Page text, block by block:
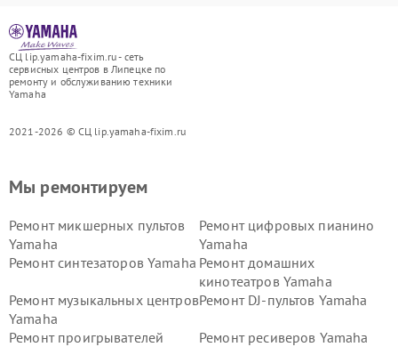
СЦ lip.yamaha-fixim.ru - сеть
сервисных центров в Липецке по
ремонту и обслуживанию техники
Yamaha
2021-2026 © СЦ lip.yamaha-fixim.ru
Мы ремонтируем
Ремонт микшерных пультов
Yamaha
Ремонт цифровых пианино
Yamaha
Ремонт синтезаторов Yamaha Ремонт домашних
кинотеатров Yamaha
Ремонт музыкальных центров
Yamaha
Ремонт DJ-пультов Yamaha
Ремонт проигрывателей
Ремонт ресиверов Yamaha